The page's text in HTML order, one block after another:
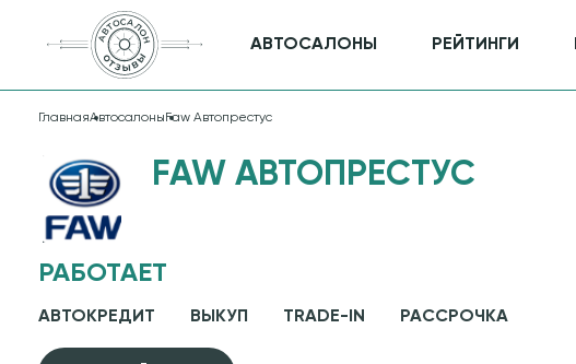
АВТОСАЛОНЫ РЕЙТИНГИ
ГлавнаяАвтосалоны Faw Автопрестус
FAW АВТОПРЕСТУС
РАБОТАЕТ
АВТОКРЕДИТ ВЫКУП TRADE-IN РАССРОЧКА